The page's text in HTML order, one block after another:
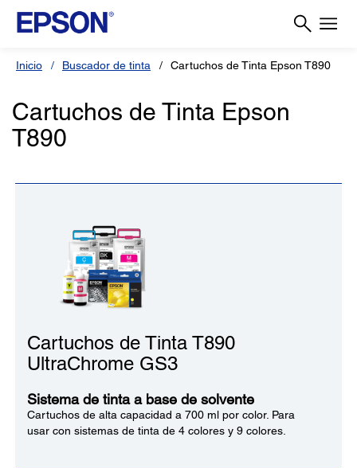
Inicio Buscador de tinta Cartuchos de Tinta Epson T890
Cartuchos de Tinta Epson
T890
Cartuchos de Tinta T890
UltraChrome GS3
Sistema de tinta a base de solvente
Cartuchos de alta capacidad a 700 ml por color. Para
usar con sistemas de tinta de 4 colores y 9 colores.